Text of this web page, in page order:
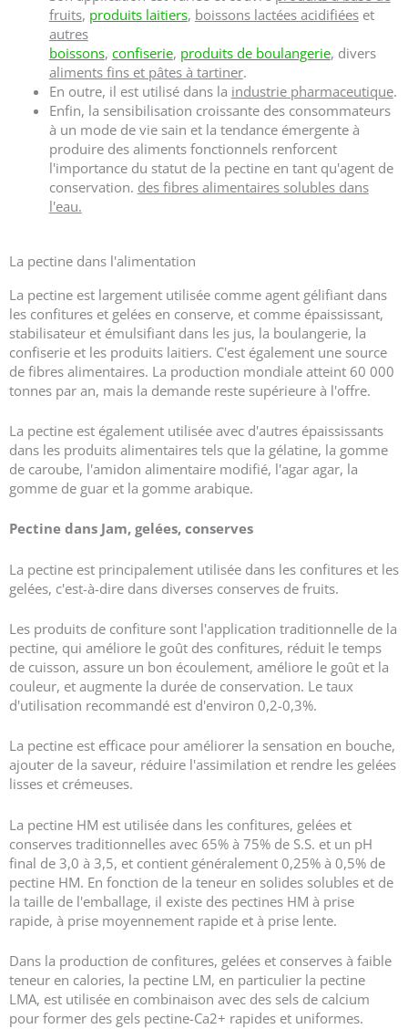
fruits, produits laitiers, boissons lactées acidifiéeset
autres
boissons, confiserie, produits de boulangerie, divers
aliments fins et pâtes à tartiner.
En outre, il est utilisé dans la industrie pharmaceutique.
Enfin, la sensibilisation croissante des consommateurs
à un mode de vie sain et la tendance émergente à
produire des aliments fonctionnels renforcent
l'importance du statut de la pectine en tant qu'agent de
conservation. des fibres alimentaires solubles dans
l'eau.
La pectine dans l'alimentation
La pectine est largement utilisée comme agent gélifiant dans
les confitures et gelées en conserve, et comme épaississant,
stabilisateur et émulsifiant dans les jus, la boulangerie, la
confiserie et les produits laitiers. C'est également une source
de fibres alimentaires. La production mondiale atteint 60 000
tonnes par an, mais la demande reste supérieure à l'offre.
La pectine est également utilisée avec d'autres épaississants
dans les produits alimentaires tels que la gélatine, la gomme
de caroube, l'amidon alimentaire modifié, l'agar agar, la
gomme de guar et la gomme arabique.
Pectine dans Jam, gelées, conserves
La pectine est principalement utilisée dans les confitures et les
gelées, c'est-à-dire dans diverses conserves de fruits.
Les produits de confiture sont l'application traditionnelle de la
pectine, qui améliore le goût des confitures, réduit le temps
de cuisson, assure un bon écoulement, améliore le goût et la
couleur, et augmente la durée de conservation. Le taux
d'utilisation recommandé est d'environ 0,2-0,3%.
La pectine est efficace pour améliorer la sensation en bouche,
ajouter de la saveur, réduire l'assimilation et rendre les gelées
lisses et crémeuses.
La pectine HM est utilisée dans les confitures, gelées et
conserves traditionnelles avec 65% à 75% de S.S. et un pH
final de 3,0 à 3,5, et contient généralement 0,25% à 0,5% de
pectine HM. En fonction de la teneur en solides solubles et de
la taille de l'emballage, il existe des pectines HM à prise
rapide, à prise moyennement rapide et à prise lente.
Dans la production de confitures, gelées et conserves à faible
teneur en calories, la pectine LM, en particulier la pectine
LMA, est utilisée en combinaison avec des sels de calcium
pour former des gels pectine-Ca2+ rapides et uniformes.